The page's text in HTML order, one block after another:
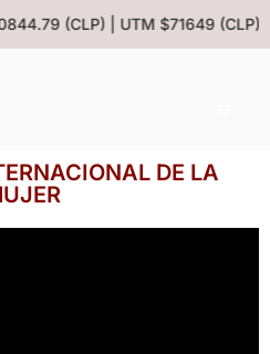
(CLP) | UTM $71649 (CLP)
DE LA